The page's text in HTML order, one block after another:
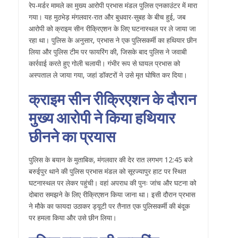
रेप-मर्डर मामले का मुख्य आरोपी प्रभास मंडल पुलिस एनकाउंटर में मारा
गया। यह मुठभेड़ मंगलवार-रात और बुधवार-सुबह के बीच हुई, जब
आरोपी को क्राइम सीन रीक्रिएशन के लिए घटनास्थल पर ले जाया जा
रहा था। पुलिस के अनुसार, प्रभास ने एक पुलिसकर्मी का हथियार छीन
लिया और पुलिस टीम पर फायरिंग की, जिसके बाद पुलिस ने जवाबी
कार्रवाई करते हुए गोली चलायी। गंभीर रूप से घायल प्रभास को
अस्पताल ले जाया गया, जहां डॉक्टरों ने उसे मृत घोषित कर दिया।
क्राइम सीन रीक्रिएशन के दौरान
मुख्य आरोपी ने किया हथियार
छीनने का प्रयास
पुलिस के बयान के मुताबिक, मंगलवार की देर रात लगभग 12:45 बजे
बरुईपुर थाने की पुलिस प्रभास मंडल को सूरज्यापुर हाट पर स्थित
घटनास्थल पर लेकर पहुंची। वहां अपराध की पुनः जांच और घटना को
दोबारा समझने के लिए रीक्रिएशन किया जाना था। इसी दौरान प्रभास
ने मौके का फायदा उठाकर ड्यूटी पर तैनात एक पुलिसकर्मी की बंदूक
पर हमला किया और उसे छीन लिया।